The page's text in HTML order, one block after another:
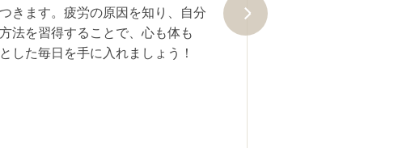
きます。疲労の原因を知り、自分
法を習得することで、心も体も
した毎日を手に入れましょう！